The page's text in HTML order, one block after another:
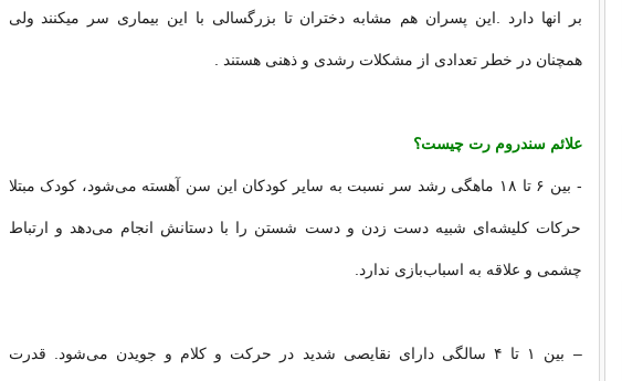
بر انها دارد .این پسران هم مشابه دختران تا بزرگسالی با این بیماری سر میکنند ولی
همچنان در خطر تعدادی از مشکلات رشدی و ذهنی هستند .
علائم سندروم رت چیست؟
- بین ۶ تا ۱۸ ماهگی رشد سر نسبت به سایر کودکان این سن آهسته می‌شود، کودک مبتلا
حرکات کلیشه‌ای شبیه دست زدن و دست شستن را با دستانش انجام می‌دهد و ارتباط
چشمی و علاقه به اسباب‌بازی ندارد.
– بین ۱ تا ۴ سالگی دارای نقایصی شدید در حرکت و کلام و جویدن می‌شود. قدرت